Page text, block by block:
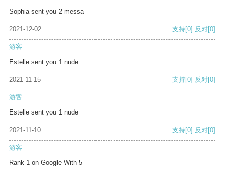
Sophia sent you 2 messa
2021-12-02 支持[0] 反对[0]
游客
Estelle sent you 1 nude
2021-11-15 支持[0] 反对[0]
游客
Estelle sent you 1 nude
2021-11-10 支持[0] 反对[0]
游客
Rank 1 on Google With 5